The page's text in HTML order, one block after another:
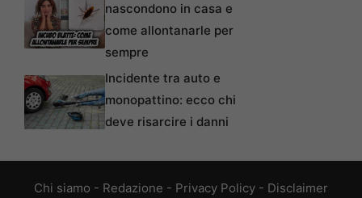
nascondono in casa e
come allontanarle per
sempre
Incidente tra auto e
monopattino: ecco chi
deve risarcire i danni
Chi siamo - Redazione - Privacy Policy - Disclaimer